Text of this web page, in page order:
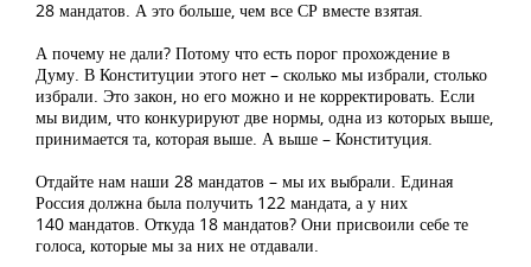
28 мандатов. А это больше, чем все СР вместе взятая.
А почему не дали? Потому что есть порог прохождение в
Думу. В Конституции этого нет – сколько мы избрали, столько
избрали. Это закон, но его можно и не корректировать. Если
мы видим, что конкурируют две нормы, одна из которых выше,
принимается та, которая выше. А выше – Конституция.
Отдайте нам наши 28 мандатов – мы их выбрали. Единая
Россия должна была получить 122 мандата, а у них
140 мандатов. Откуда 18 мандатов? Они присвоили себе те
голоса, которые мы за них не отдавали.